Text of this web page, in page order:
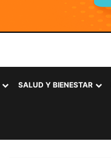
SALUD Y BIENESTAR